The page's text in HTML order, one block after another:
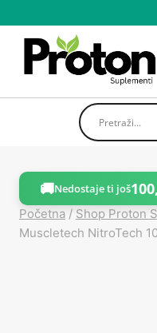
sadržaja
🚚Nedostaje ti još
Početna / Shop Proton
Muscletech NitroTech